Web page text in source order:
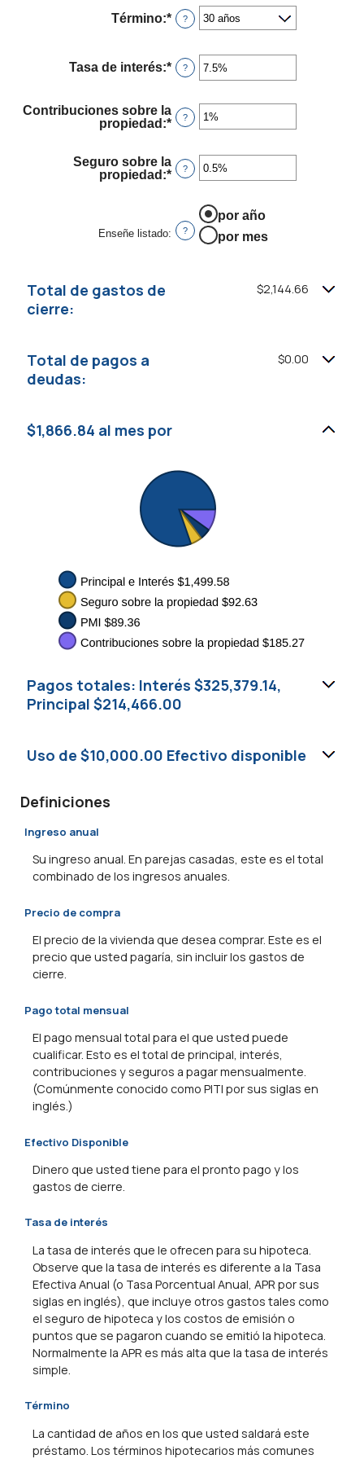
Término:* ?
Tasa de interés:* Ingresa
un
entre
0%
?
Contribuciones sobre la
propiedad :* Ingresa
entre
0%
?
Seguro sobre la
propiedad :* Ingresa
entre
0%
y
?
Enseñe listado: ?
por año
por mes
Total de gastos de
cierre:
$2,144.66
Total de pagos a
deudas:
$0.00
$1,866.84 al mes por
Pagos totales: Interés $325,379.14,
Principal $214,466.00
Uso de $10,000.00 Efectivo disponible
Definiciones
Ingreso anual
Su ingreso anual. En parejas casadas, este es el total
combinado de los ingresos anuales.
Precio de compra
El precio de la vivienda que desea comprar. Este es el
precio que usted pagaría, sin incluir los gastos de
cierre.
Pago total mensual
El pago mensual total para el que usted puede
cualificar. Esto es el total de principal, interés,
contribuciones y seguros a pagar mensualmente.
(Comúnmente conocido como PITI por sus siglas en
inglés.)
Efectivo Disponible
Dinero que usted tiene para el pronto pago y los
gastos de cierre.
Tasa de interés
La tasa de interés que le ofrecen para su hipoteca.
Observe que la tasa de interés es diferente a la Tasa
Efectiva Anual (o Tasa Porcentual Anual, APR por sus
siglas en inglés), que incluye otros gastos tales como
el seguro de hipoteca y los costos de emisión o
puntos que se pagaron cuando se emitió la hipoteca.
Normalmente la APR es más alta que la tasa de interés
simple.
Término
La cantidad de años en los que usted saldará este
préstamo. Los términos hipotecarios más comunes